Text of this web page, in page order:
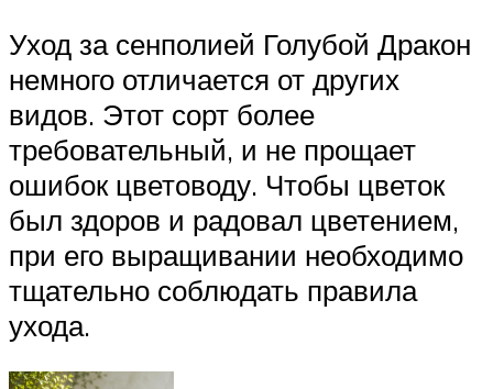
Уход за сенполией Голубой Дракон
немного отличается от других
видов. Этот сорт более
требовательный, и не прощает
ошибок цветоводу. Чтобы цветок
был здоров и радовал цветением,
при его выращивании необходимо
тщательно соблюдать правила
ухода.